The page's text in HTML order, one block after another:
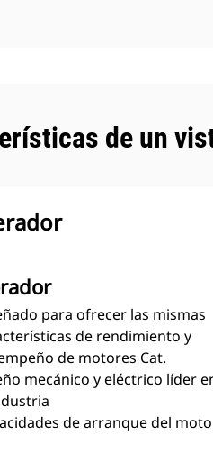
de un
para ofrecer las mismas
de rendimiento y
de motores Cat.
mecánico y eléctrico líder
de arranque del